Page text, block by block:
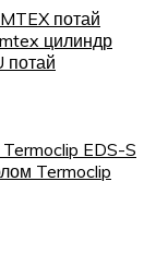
потай
цилиндр
потай
EDS-S
Termoclip